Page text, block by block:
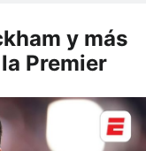
y más
Premier